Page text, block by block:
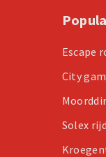
Escape
City
Solex